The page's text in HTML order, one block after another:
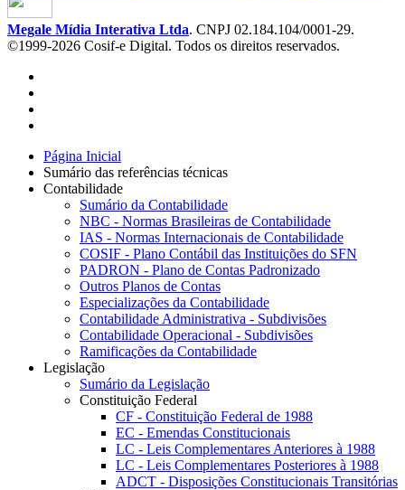
Megale Mídia Interativa Ltda. CNPJ 02.184.104/0001-29.
©1999-2026 Cosif-e Digital. Todos os direitos reservados.
Página Inicial
Sumário das referências técnicas
Contabilidade
Sumário da Contabilidade
NBC - Normas Brasileiras de Contabilidade
IAS - Normas Internacionais de Contabilidade
COSIF - Plano Contábil das Instituições do SFN
PADRON - Plano de Contas Padronizado
Outros Planos de Contas
Especializações da Contabilidade
Contabilidade Administrativa - Subdivisões
Contabilidade Operacional - Subdivisões
Ramificações da Contabilidade
Legislação
Sumário da Legislação
Constituição Federal
CF - Constituição Federal de 1988
EC - Emendas Constitucionais
LC - Leis Complementares Anteriores à 1988
LC - Leis Complementares Posteriores à 1988
ADCT - Disposições Constitucionais Transitórias